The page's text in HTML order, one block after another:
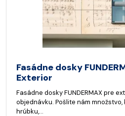
Fasádne dosky
Exterior
Fasádne dosky FUNDERMAX pre
objednávku. Pošlite nám
hrúbku,…